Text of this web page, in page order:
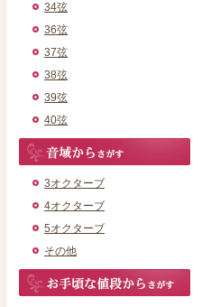
34弦
36弦
37弦
38弦
39弦
40弦
3オクターブ
4オクターブ
5オクターブ
その他